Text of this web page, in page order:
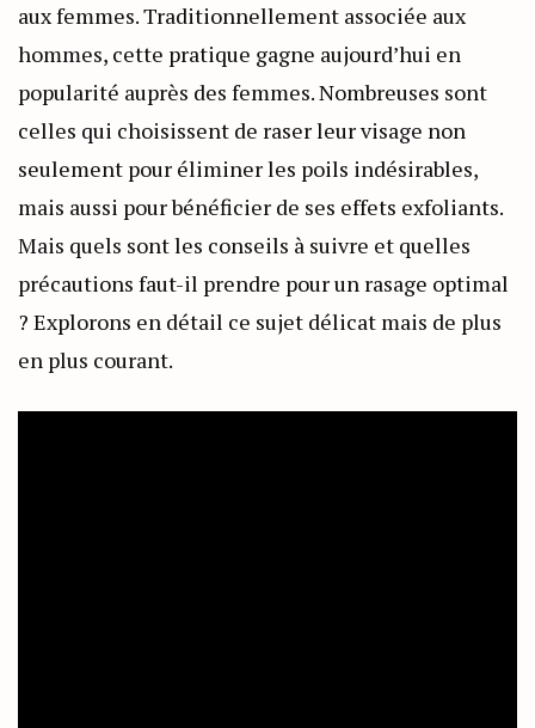
aux femmes. Traditionnellement associée aux
hommes, cette pratique gagne aujourd’hui en
popularité auprès des femmes. Nombreuses sont
celles qui choisissent de raser leur visage non
seulement pour éliminer les poils indésirables,
mais aussi pour bénéficier de ses effets exfoliants.
Mais quels sont les conseils à suivre et quelles
précautions faut-il prendre pour un rasage optimal
? Explorons en détail ce sujet délicat mais de plus
en plus courant.